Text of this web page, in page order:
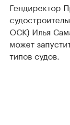
Гендиректор
ОСК) Илья
может
типов судов.